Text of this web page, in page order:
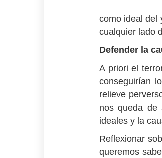
como ideal del
cualquier lado
Defender la
A priori el
conseguirían
relieve
nos queda de
ideales y la
Reflexionar
queremos